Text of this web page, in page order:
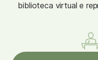
biblioteca virtual e